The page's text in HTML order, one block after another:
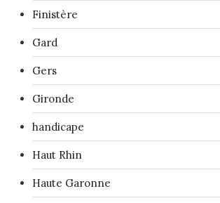
Finistère
Gard
Gers
Gironde
handicape
Haut Rhin
Haute Garonne